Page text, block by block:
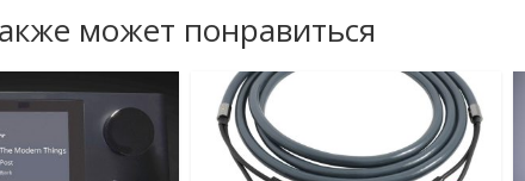
может понравиться